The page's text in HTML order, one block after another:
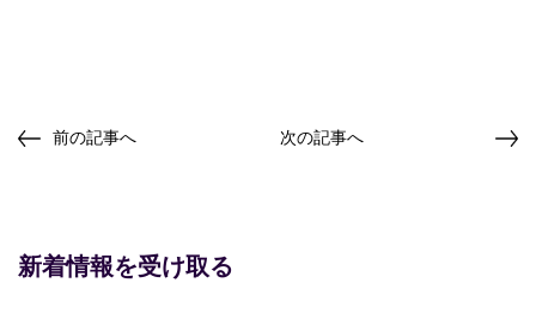
前の記事へ 次の記事へ
新着情報を受け取る